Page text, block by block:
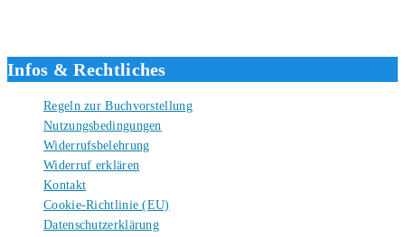
Infos & Rechtliches
Regeln zur Buchvorstellung
Nutzungsbedingungen
Widerrufsbelehrung
Widerruf erklären
Kontakt
Cookie-Richtlinie (EU)
Datenschutzerklärung